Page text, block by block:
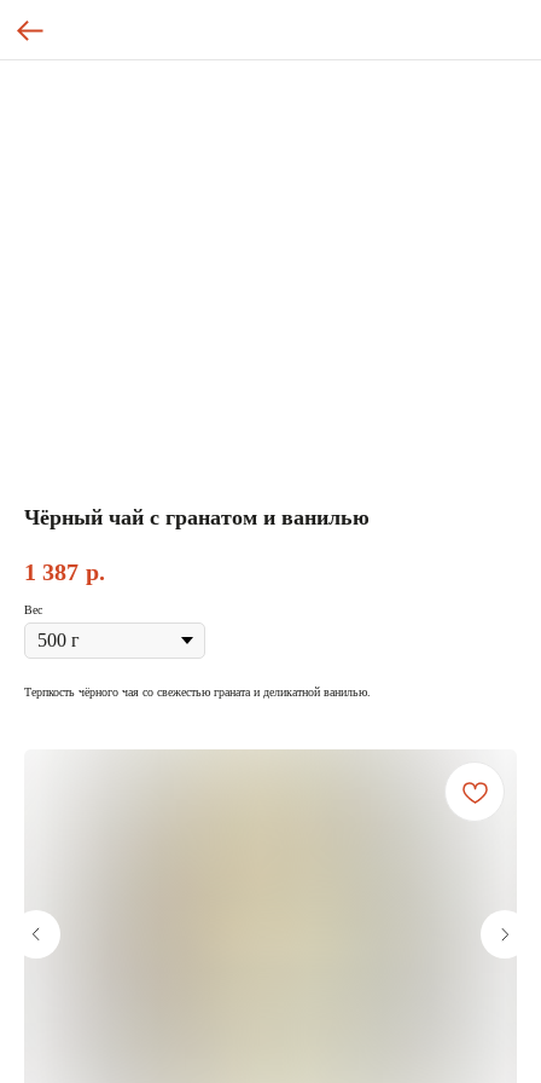
Чёрный чай с гранатом и ванилью
1 387 р.
Вес
Терпкость чёрного чая со свежестью граната и деликатной ванилью.